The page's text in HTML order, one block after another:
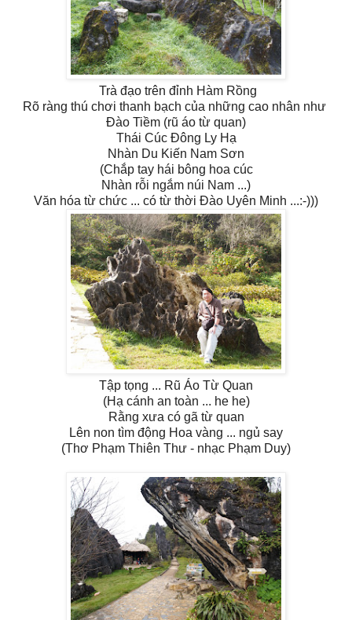
Trà đạo trên đỉnh Hàm Rồng
Rõ ràng thú chơi thanh bạch của những cao nhân như
Đào Tiềm (rũ áo từ quan)
Thái Cúc Đông Ly Hạ
Nhàn Du Kiến Nam Sơn
(Chắp tay hái bông hoa cúc
Nhàn rỗi ngắm núi Nam ...)
Văn hóa từ chức ... có từ thời Đào Uyên Minh ...:-)))
Tập tọng ... Rũ Áo Từ Quan
(Hạ cánh an toàn ... he he)
Rằng xưa có gã từ quan
Lên non tìm động Hoa vàng ... ngủ say
(Thơ Phạm Thiên Thư - nhạc Phạm Duy)